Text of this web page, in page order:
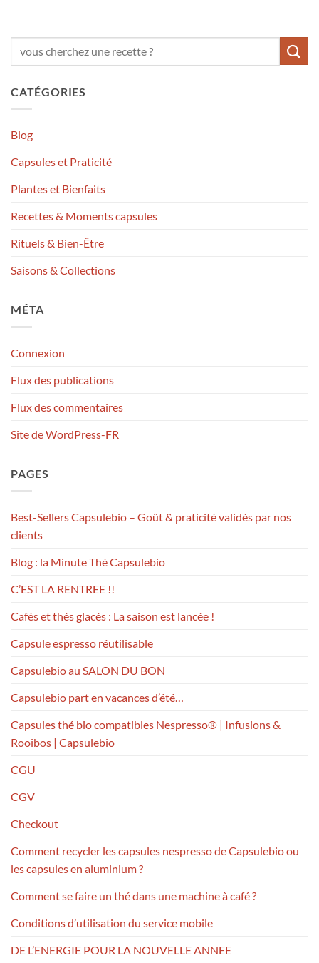
CATÉGORIES
Blog
Capsules et Praticité
Plantes et Bienfaits
Recettes & Moments capsules
Rituels & Bien-Être
Saisons & Collections
MÉTA
Connexion
Flux des publications
Flux des commentaires
Site de WordPress-FR
PAGES
Best-Sellers Capsulebio – Goût & praticité validés par nos
clients
Blog : la Minute Thé Capsulebio
C’EST LA RENTREE !!
Cafés et thés glacés : La saison est lancée !
Capsule espresso réutilisable
Capsulebio au SALON DU BON
Capsulebio part en vacances d’été…
Capsules thé bio compatibles Nespresso® | Infusions &
Rooibos | Capsulebio
CGU
CGV
Checkout
Comment recycler les capsules nespresso de Capsulebio ou
les capsules en aluminium ?
Comment se faire un thé dans une machine à café ?
Conditions d’utilisation du service mobile
DE L’ENERGIE POUR LA NOUVELLE ANNEE